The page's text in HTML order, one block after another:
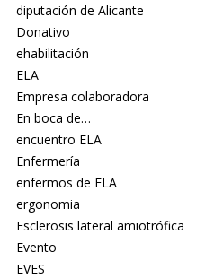
diputación de Alicante
Donativo
ehabilitación
ELA
Empresa colaboradora
En boca de…
encuentro ELA
Enfermería
enfermos de ELA
ergonomia
Esclerosis lateral amiotrófica
Evento
EVES